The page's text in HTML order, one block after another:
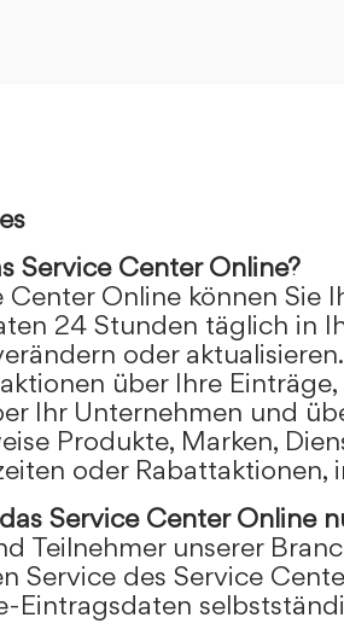
Service Center Online?
Center Online können Sie
24 Stunden täglich in
oder
über Ihre
Ihr Unternehmen und
Produkte, Marken,
oder Rabattaktionen,
Service Center Online
Teilnehmer unserer
Service des Service
Eintragsdaten